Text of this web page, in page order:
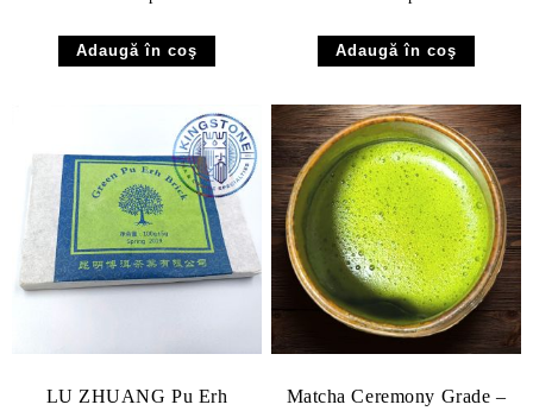
LU ZHUANG Pu Erh
Matcha Ceremony Grade –